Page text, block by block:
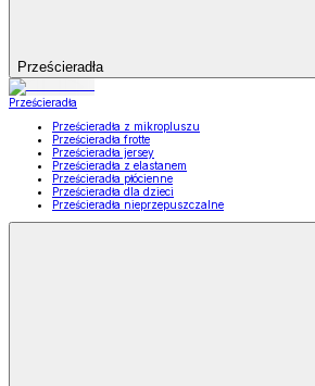
Prześcieradła
Prześcieradła
Prześcieradła z mikropluszu
Prześcieradła frotte
Prześcieradła jersey
Prześcieradła z elastanem
Prześcieradła płócienne
Prześcieradła dla dzieci
Prześcieradła nieprzepuszczalne